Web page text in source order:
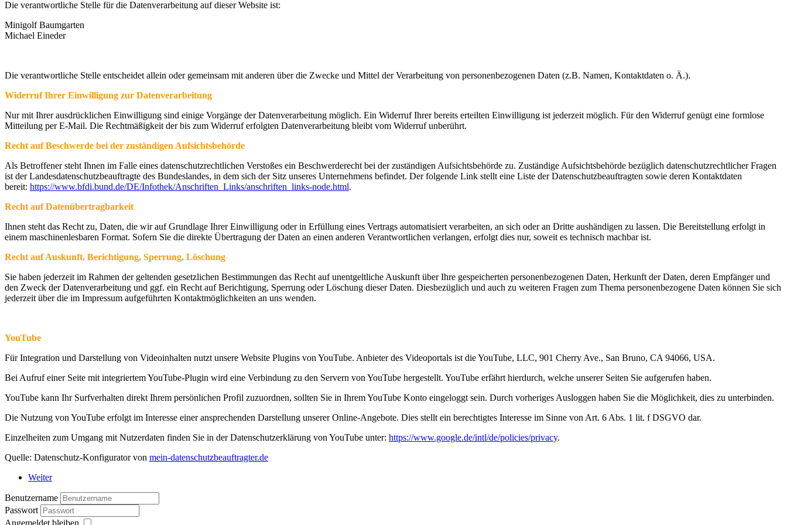
Die verantwortliche Stelle für die Datenverarbeitung auf dieser Website ist:
Minigolf Baumgarten
Michael Eineder
Die verantwortliche Stelle entscheidet allein oder gemeinsam mit anderen über die Zwecke und Mittel der Verarbeitung von personenbezogenen Daten (z.B. Namen, Kontaktdaten o. Ä.).
Widerruf Ihrer Einwilligung zur Datenverarbeitung
Nur mit Ihrer ausdrücklichen Einwilligung sind einige Vorgänge der Datenverarbeitung möglich. Ein Widerruf Ihrer bereits erteilten Einwilligung ist jederzeit möglich. Für den Widerruf genügt eine formlose
Mitteilung per E-Mail. Die Rechtmäßigkeit der bis zum Widerruf erfolgten Datenverarbeitung bleibt vom Widerruf unberührt.
Recht auf Beschwerde bei der zuständigen Aufsichtsbehörde
Als Betroffener steht Ihnen im Falle eines datenschutzrechtlichen Verstoßes ein Beschwerderecht bei der zuständigen Aufsichtsbehörde zu. Zuständige Aufsichtsbehörde bezüglich datenschutzrechtlicher Fragen
ist der Landesdatenschutzbeauftragte des Bundeslandes, in dem sich der Sitz unseres Unternehmens befindet. Der folgende Link stellt eine Liste der Datenschutzbeauftragten sowie deren Kontaktdaten
bereit: https://www.bfdi.bund.de/DE/Infothek/Anschriften_Links/anschriften_links-node.html.
Recht auf Datenübertragbarkeit
Ihnen steht das Recht zu, Daten, die wir auf Grundlage Ihrer Einwilligung oder in Erfüllung eines Vertrags automatisiert verarbeiten, an sich oder an Dritte aushändigen zu lassen. Die Bereitstellung erfolgt in
einem maschinenlesbaren Format. Sofern Sie die direkte Übertragung der Daten an einen anderen Verantwortlichen verlangen, erfolgt dies nur, soweit es technisch machbar ist.
Recht auf Auskunft, Berichtigung, Sperrung, Löschung
Sie haben jederzeit im Rahmen der geltenden gesetzlichen Bestimmungen das Recht auf unentgeltliche Auskunft über Ihre gespeicherten personenbezogenen Daten, Herkunft der Daten, deren Empfänger und
den Zweck der Datenverarbeitung und ggf. ein Recht auf Berichtigung, Sperrung oder Löschung dieser Daten. Diesbezüglich und auch zu weiteren Fragen zum Thema personenbezogene Daten können Sie sich
jederzeit über die im Impressum aufgeführten Kontaktmöglichkeiten an uns wenden.
YouTube
Für Integration und Darstellung von Videoinhalten nutzt unsere Website Plugins von YouTube. Anbieter des Videoportals ist die YouTube, LLC, 901 Cherry Ave., San Bruno, CA 94066, USA.
Bei Aufruf einer Seite mit integriertem YouTube-Plugin wird eine Verbindung zu den Servern von YouTube hergestellt. YouTube erfährt hierdurch, welche unserer Seiten Sie aufgerufen haben.
YouTube kann Ihr Surfverhalten direkt Ihrem persönlichen Profil zuzuordnen, sollten Sie in Ihrem YouTube Konto eingeloggt sein. Durch vorheriges Ausloggen haben Sie die Möglichkeit, dies zu unterbinden.
Die Nutzung von YouTube erfolgt im Interesse einer ansprechenden Darstellung unserer Online-Angebote. Dies stellt ein berechtigtes Interesse im Sinne von Art. 6 Abs. 1 lit. f DSGVO dar.
Einzelheiten zum Umgang mit Nutzerdaten finden Sie in der Datenschutzerklärung von YouTube unter: https://www.google.de/intl/de/policies/privacy.
Quelle: Datenschutz-Konfigurator von mein-datenschutzbeauftragter.de
Weiter
Benutzername
Passwort
Angemeldet bleiben